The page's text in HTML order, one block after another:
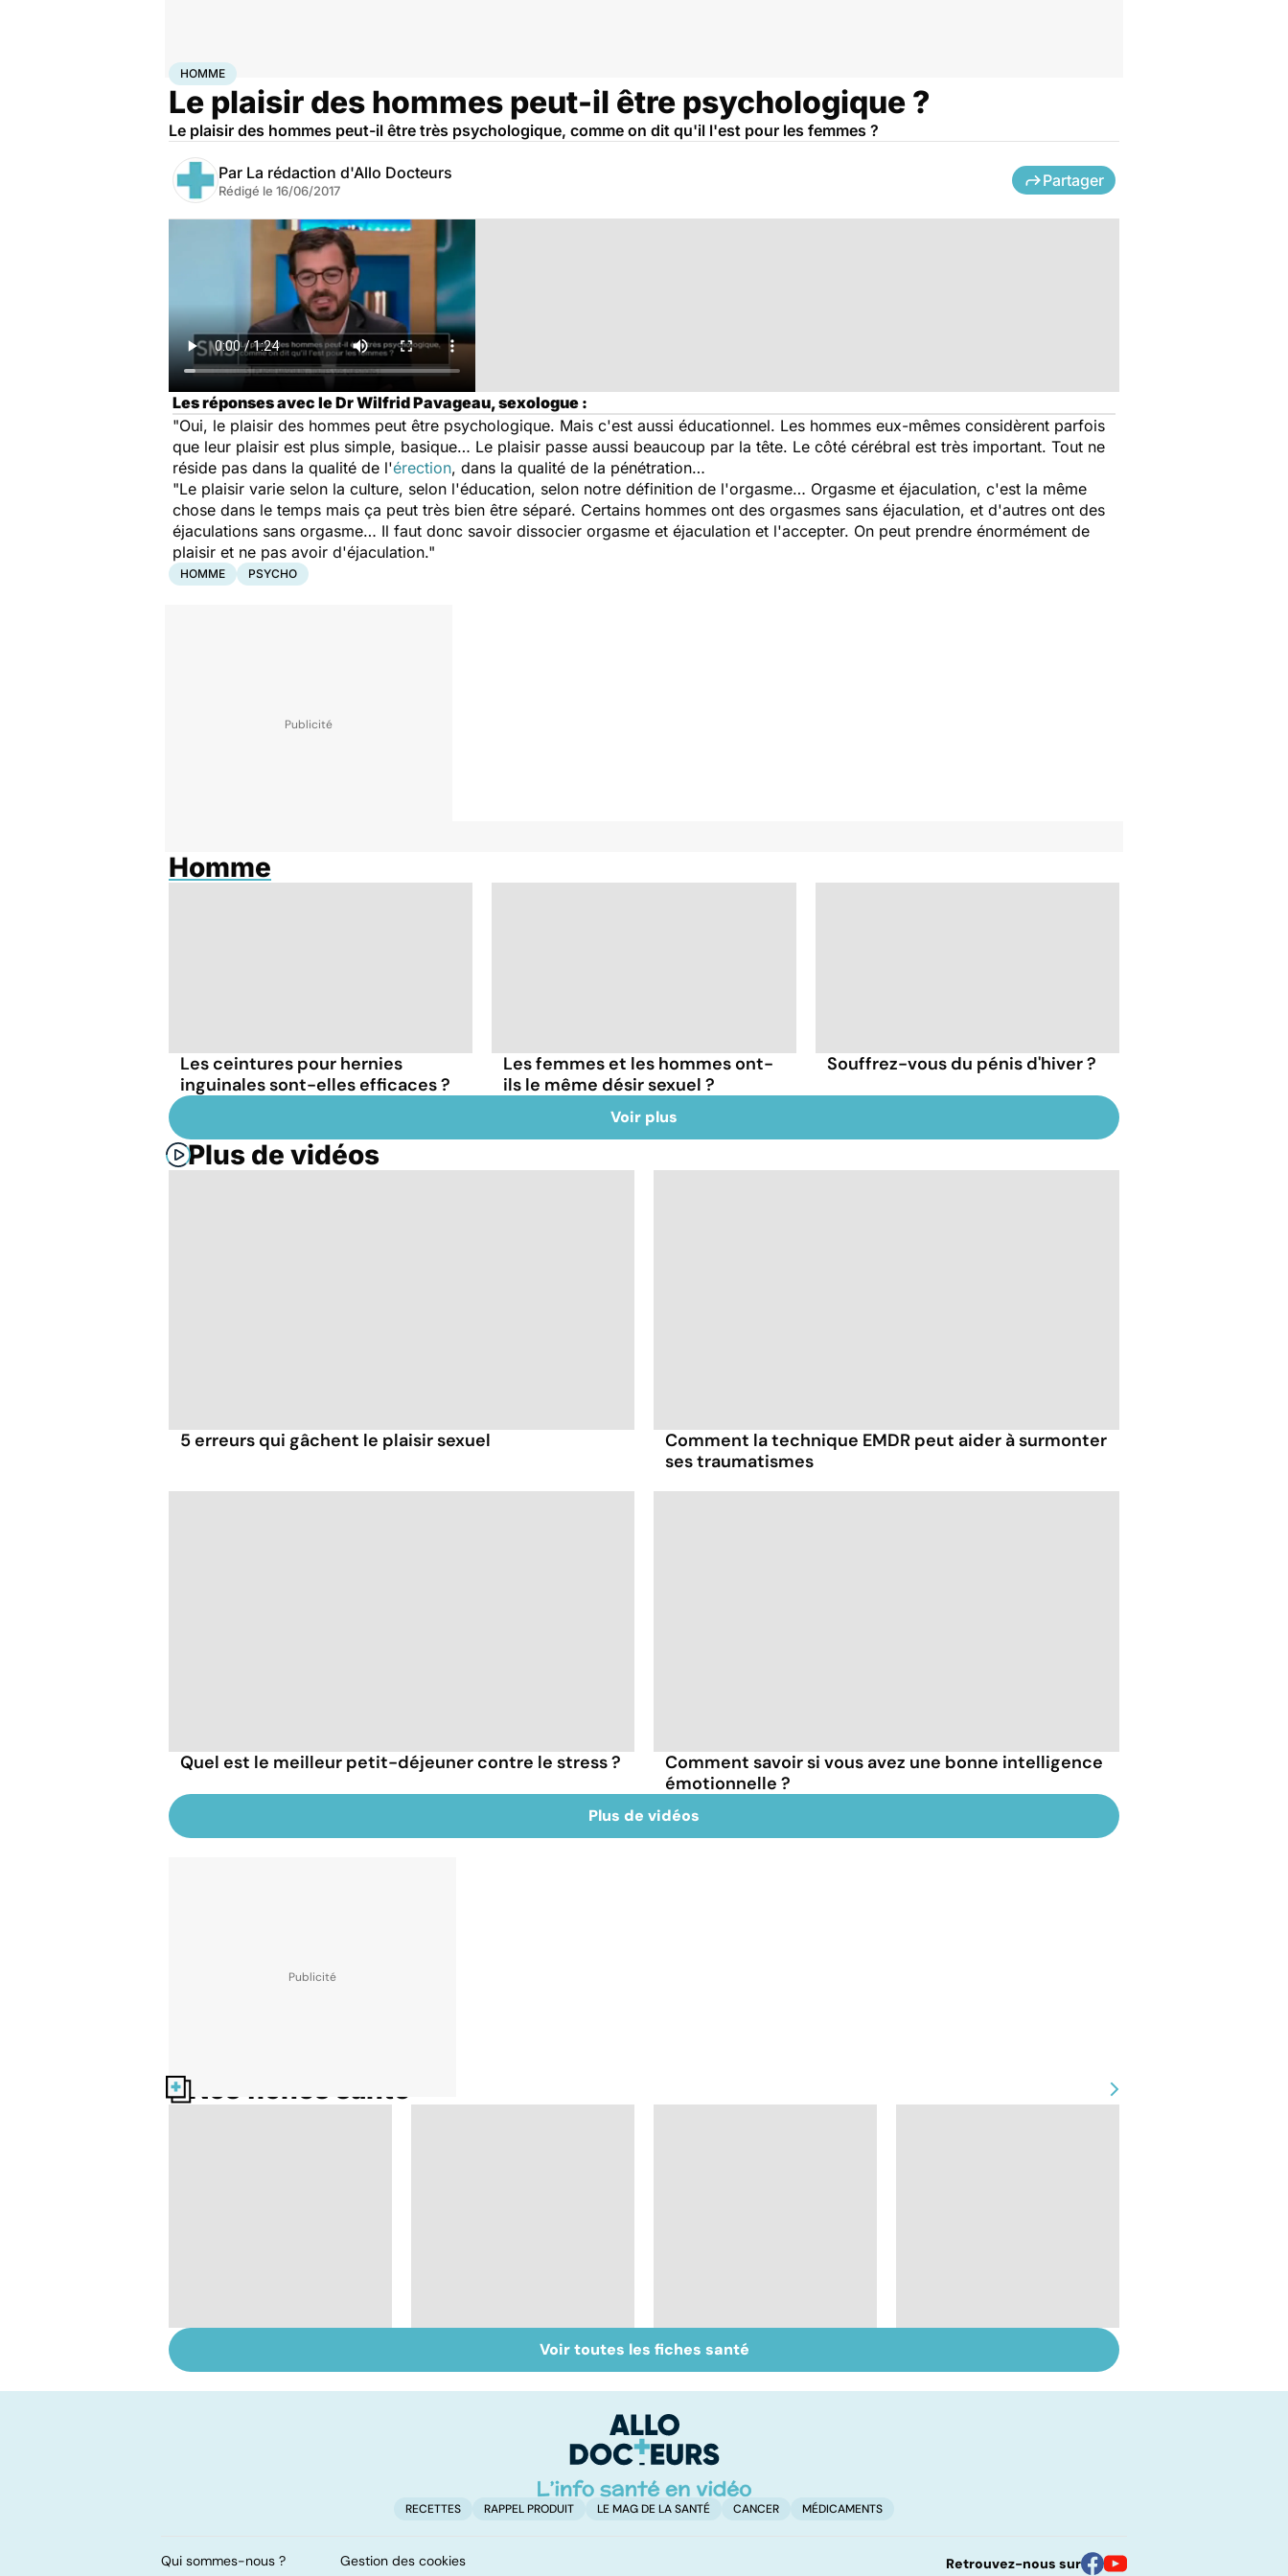
AccueilBien-être
HOMME
Le plaisir des hommes peut-il être psychologique ?
Le plaisir des hommes peut-il être très psychologique, comme on dit qu'il l'est pour les femmes ?
Par La rédaction d'Allo Docteurs
Rédigé le 16/06/2017
Partager
Les réponses avec le Dr Wilfrid Pavageau, sexologue :
"Oui, le plaisir des hommes peut être psychologique. Mais c'est aussi éducationnel. Les hommes eux-mêmes considèrent parfois
que leur plaisir est plus simple, basique… Le plaisir passe aussi beaucoup par la tête. Le côté cérébral est très important. Tout ne
réside pas dans la qualité de l'érection, dans la qualité de la pénétration…
"Le plaisir varie selon la culture, selon l'éducation, selon notre définition de l'orgasme… Orgasme et éjaculation, c'est la même
chose dans le temps mais ça peut très bien être séparé. Certains hommes ont des orgasmes sans éjaculation, et d'autres ont des
éjaculations sans orgasme… Il faut donc savoir dissocier orgasme et éjaculation et l'accepter. On peut prendre énormément de
plaisir et ne pas avoir d'éjaculation."
HOMME PSYCHO
Homme
Les ceintures pour hernies
inguinales sont-elles efficaces ?
Les femmes et les hommes ont-
ils le même désir sexuel ?
Souffrez-vous du pénis d'hiver ?
Voir plus
Plus de vidéos
5 erreurs qui gâchent le plaisir sexuel
Comment la technique EMDR peut aider à surmonter
ses traumatismes
Quel est le meilleur petit-déjeuner contre le stress ?
Comment savoir si vous avez une bonne intelligence
émotionnelle ?
Plus de vidéos
Nos fiches santé
comment s'en
L'andropause, la
ménopause des
Vivre après un
cancer
: les hommes aussi
Voir toutes les fiches santé
RECETTES RAPPEL PRODUIT LE MAG DE LA SANTÉ CANCER MÉDICAMENTS
Qui sommes-nous ? Gestion des cookies Retrouvez-nous sur